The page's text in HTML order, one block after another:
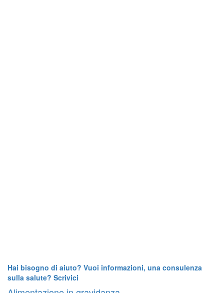
Hai bisogno di aiuto? Vuoi informazioni, una consulenza
sulla salute? Scrivici